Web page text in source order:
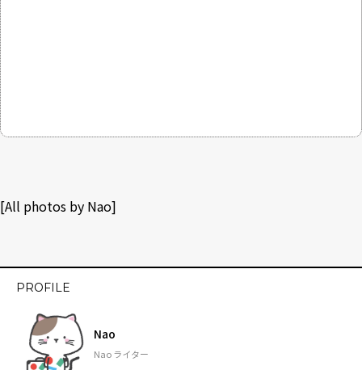
[All photos by Nao]
PROFILE
Nao
Nao ライター